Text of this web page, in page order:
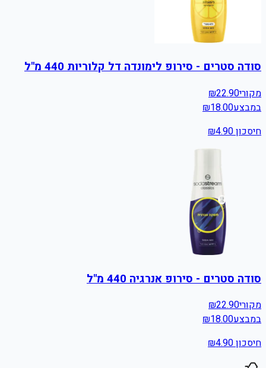
סודה סטרים - סירופ לימונדה דל קלוריות 440 מ"ל
מקורי ₪22.90
במבצע
₪18.00
חיסכון ₪4.90
סודה סטרים - סירופ אנרגיה 440 מ"ל
מקורי ₪22.90
במבצע
₪18.00
חיסכון ₪4.90